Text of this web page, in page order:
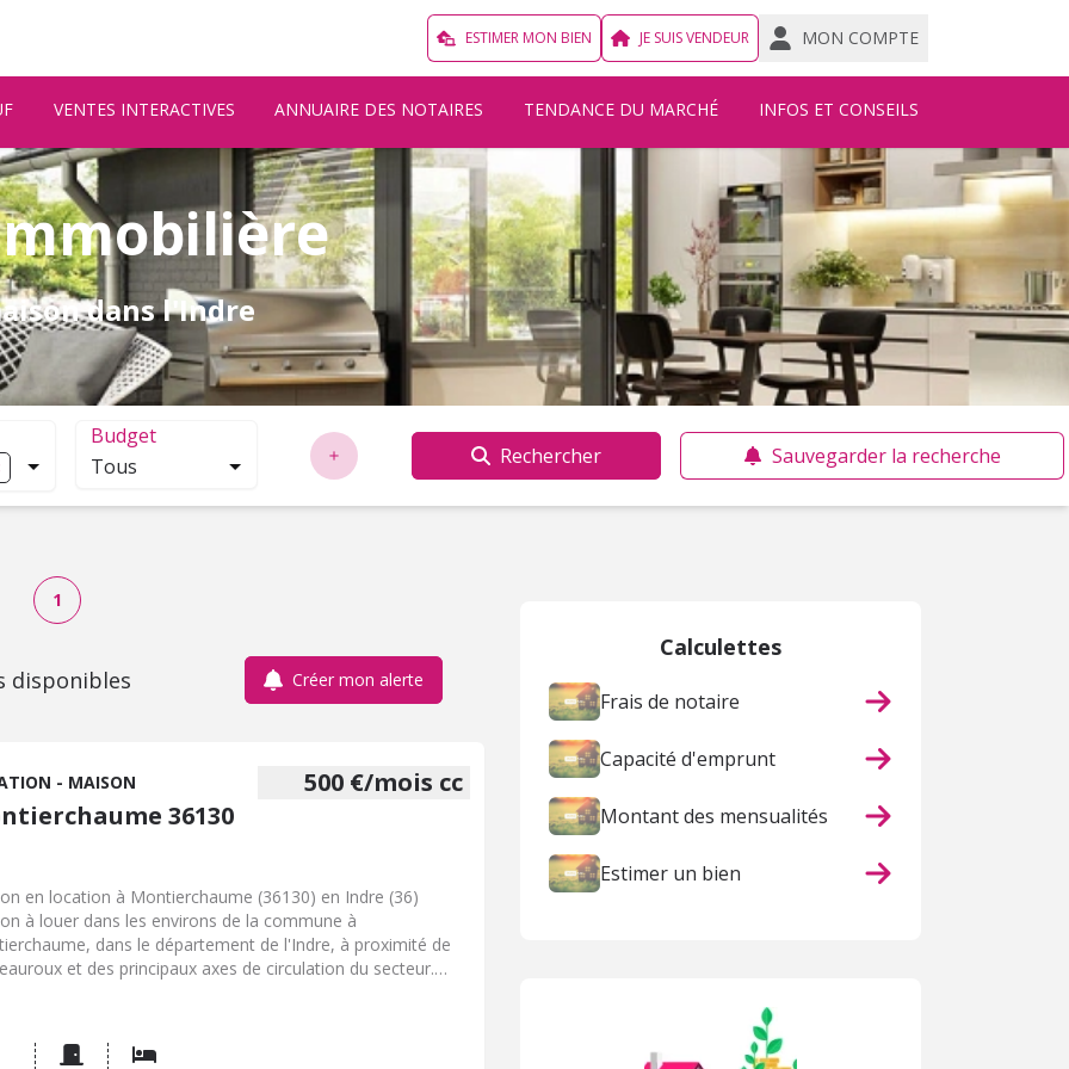
ESTIMER MON BIEN JE SUIS VENDEUR MON COMPTE
VENTES INTERACTIVES ANNUAIRE DES NOTAIRES TENDANCE DU MARCHÉ INFOS ET CONSEILS
dans l'Indre
localisation. Cliquez pour ouvrir la modale de recherche.
Budget
Tous
Rechercher Sauvegarder la recherche
1
disponibles Créer mon alerte
500 €/mois cc
- MAISON
36130
en location à Montierchaume (36130) en Indre (36)
à louer dans les environs de la commune à
dans le département de l'Indre, à proximité de
et des principaux axes de circulation du secteur.
et jardin. Le logement est à destination d'une occupation
et peut convenir à une personne seule, un couple ou
Calculettes
Frais de notaire
Capacité d'emprunt
Montant des mensualités
Estimer un bien